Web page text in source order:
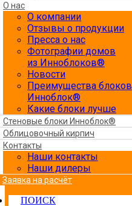
О нас
О компании
Отзывы о продукции
Пресса о нас
Фотографии домов
из Инноблоков®
Новости
Преимущества блоков
Инноблок®
Какие блоки лучше
Стеновые блоки Инноблок®
Облицовочный кирпич
Контакты
Наши контакты
Наши дилеры
Заявка на расчёт
ПОИСК